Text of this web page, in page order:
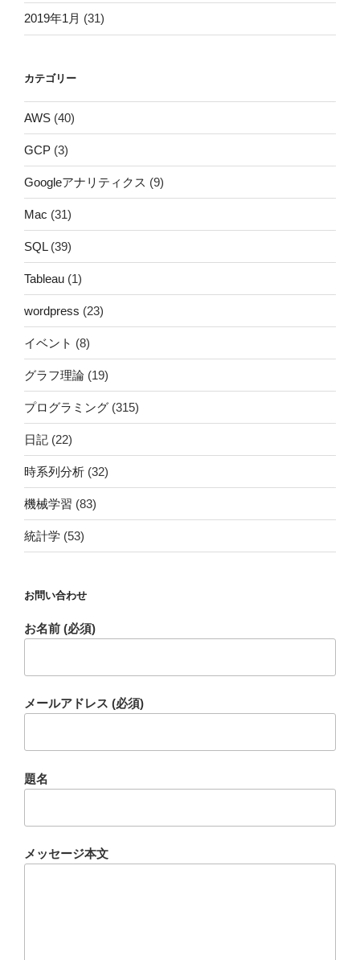
2019年1月 (31)
カテゴリー
AWS (40)
GCP (3)
Googleアナリティクス (9)
Mac (31)
SQL(39)
Tableau (1)
wordpress (23)
イベント (8)
グラフ理論 (19)
プログラミング (315)
日記 (22)
時系列分析 (32)
機械学習 (83)
統計学 (53)
お問い合わせ
お名前 (必須)
メールアドレス (必須)
題名
メッセージ本文